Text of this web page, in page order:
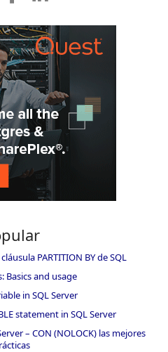
PARTITION BY de SQL
Basics and usage
in SQL Server
statement in SQL Server
– CON (NOLOCK) las mejores